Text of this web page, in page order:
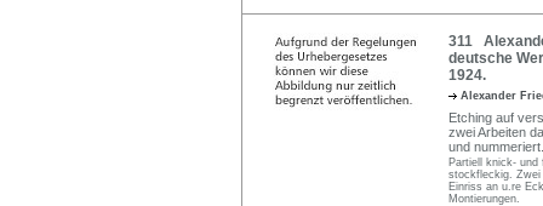
311
deutsche
1924.
Alexander
Etching auf
zwei Arbeiten
und nummeriert.
Partiell knick-
stockfleckig. Zwei
Einriss an u.re
Montierungen.